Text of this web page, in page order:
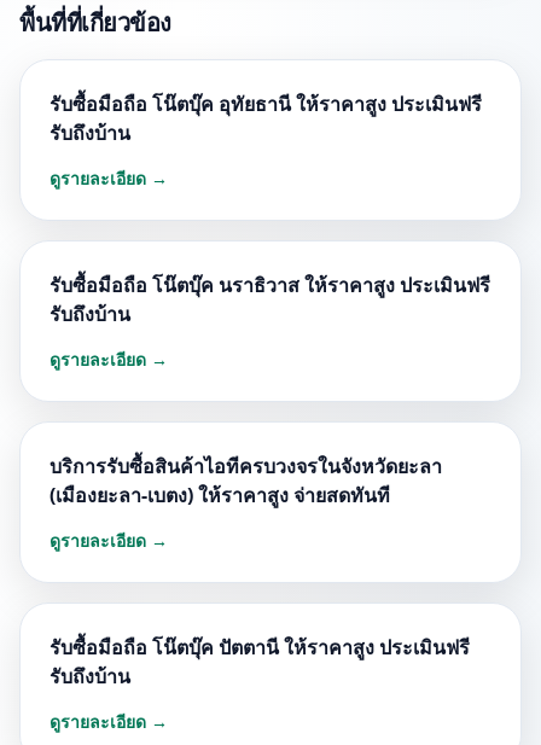
พื้นที่ที่เกี่ยวข้อง
รับซื้อมือถือ โน๊ตบุ๊ค อุทัยธานี ให้ราคาสูง ประเมินฟรี
รับถึงบ้าน
ดูรายละเอียด →
รับซื้อมือถือ โน๊ตบุ๊ค นราธิวาส ให้ราคาสูง ประเมินฟรี
รับถึงบ้าน
ดูรายละเอียด →
บริการรับซื้อสินค้าไอทีครบวงจรในจังหวัดยะลา
(เมืองยะลา-เบตง) ให้ราคาสูง จ่ายสดทันที
ดูรายละเอียด →
รับซื้อมือถือ โน๊ตบุ๊ค ปัตตานี ให้ราคาสูง ประเมินฟรี
รับถึงบ้าน
ดูรายละเอียด →